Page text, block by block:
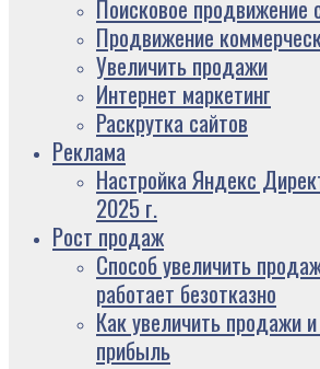
Поисковое продвижение
Продвижение
Увеличить продажи
Интернет маркетинг
Раскрутка сайтов
Реклама
Настройка Яндекс
2025 г.
Рост продаж
Способ увеличить
работает безотказно
Как увеличить продажи
прибыль